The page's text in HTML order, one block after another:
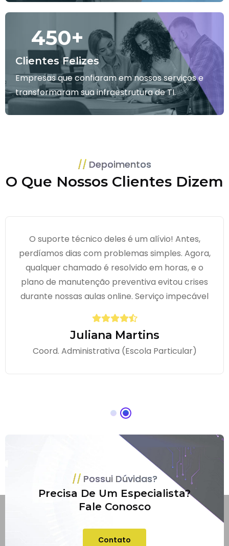
Clientes Felizes
450+
Empresas que confiaram em nossos serviços e
transformaram sua infraestrutura de TI.
Depoimentos
O Que Nossos Clientes Dizem
O suporte técnico deles é um alívio! Antes,
perdíamos dias com problemas simples. Agora,
qualquer chamado é resolvido em horas, e o
plano de manutenção preventiva evitou crises
durante nossas aulas online. Serviço impecável
Juliana Martins
Coord. Administrativa (Escola Particular)
Possui Dúvidas?
Precisa De Um Especialista?
Fale Conosco
Contato